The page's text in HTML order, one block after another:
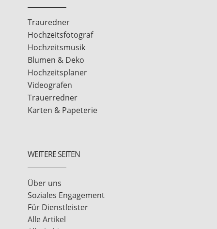
Trauredner
Hochzeitsfotograf
Hochzeitsmusik
Blumen & Deko
Hochzeitsplaner
Videografen
Trauerredner
Karten & Papeterie
WEITERE SEITEN
Über uns
Soziales Engagement
Für Dienstleister
Alle Artikel